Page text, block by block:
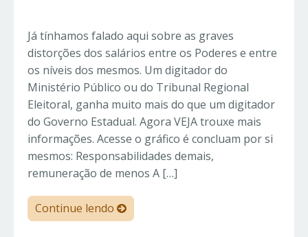
Já tínhamos falado aqui sobre as graves
distorções dos salários entre os Poderes e entre
os níveis dos mesmos. Um digitador do
Ministério Público ou do Tribunal Regional
Eleitoral, ganha muito mais do que um digitador
do Governo Estadual. Agora VEJA trouxe mais
informações. Acesse o gráfico é concluam por si
mesmos: Responsabilidades demais,
remuneração de menos A […]
Continue lendo